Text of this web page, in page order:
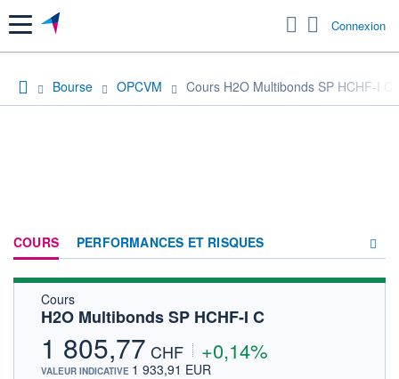
Menu Connexion
Bourse OPCVM Cours H2O Multibonds SP HCHF-I C
COURS PERFORMANCES ET RISQUES
FORUM
Cours
H2O Multibonds SP HCHF-I C
1 805,77 CHF +0,14%
VALEUR INDICATIVE 1 933,91 EUR